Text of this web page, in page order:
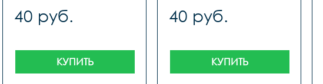
40 руб.
КУПИТЬ
40 руб.
КУПИТЬ